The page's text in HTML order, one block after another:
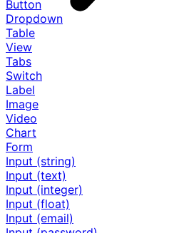
Button
Dropdown
Table
View
Tabs
Switch
Label
Image
Video
Chart
Form
Input (string)
Input (text)
Input (integer)
Input (float)
Input (email)